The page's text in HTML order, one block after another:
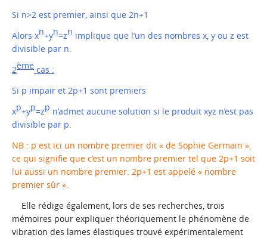
Si n>2 est premier, ainsi que 2n+1
Alors xn+yn=zn implique que l’un des nombres x, y ou z est
divisible par n.
2ème cas :
Si p impair et 2p+1 sont premiers
xp+yp=zp n’admet aucune solution si le produit xyz n’est pas
divisible par p.
NB : p est ici un nombre premier dit « de Sophie Germain »,
ce qui signifie que c’est un nombre premier tel que 2p+1 soit
lui aussi un nombre premier. 2p+1 est appelé « nombre
premier sûr ».
Elle rédige également, lors de ses recherches, trois
mémoires pour expliquer théoriquement le phénomène de
vibration des lames élastiques trouvé expérimentalement